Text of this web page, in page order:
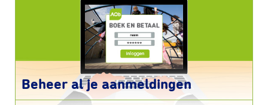
Beheer al je aanmeldingen